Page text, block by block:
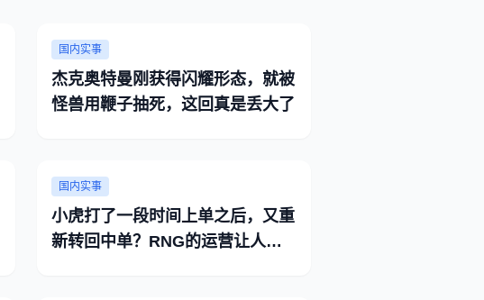
国内实事
杰克奥特曼刚获得闪耀形态，就被
怪兽用鞭子抽死，这回真是丢大了
国内实事
小虎打了一段时间上单之后，又重
新转回中单？RNG的运营让人看